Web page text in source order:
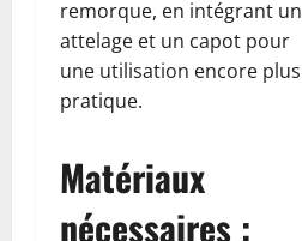
remorque, en intégrant un
attelage et un capot pour
une utilisation encore plus
pratique.
Matériaux
nécessaires :